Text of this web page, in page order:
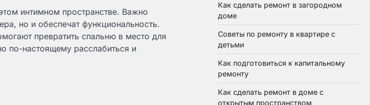
интимном пространстве. Важно
но и обеспечат функциональность.
превратить спальню в место для
по-настоящему расслабиться и
Как сделать ремонт в загородном
доме
Советы по ремонту в квартире с
детьми
Как подготовиться к капитальному
ремонту
Как сделать ремонт в доме с
открытым пространством